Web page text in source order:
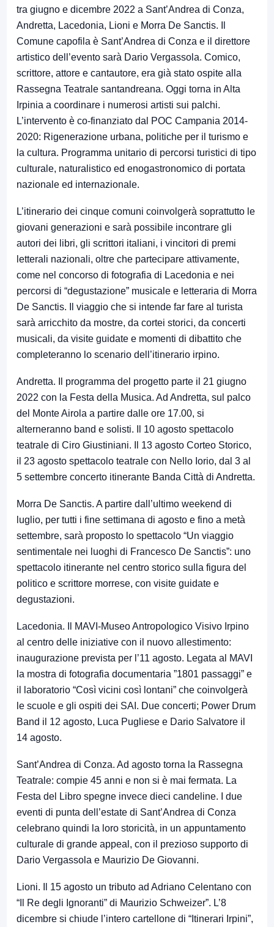
tra giugno e dicembre 2022 a Sant’Andrea di Conza,
Andretta, Lacedonia, Lioni e Morra De Sanctis. Il
Comune capofila è Sant’Andrea di Conza e il direttore
artistico dell’evento sarà Dario Vergassola. Comico,
scrittore, attore e cantautore, era già stato ospite alla
Rassegna Teatrale santandreana. Oggi torna in Alta
Irpinia a coordinare i numerosi artisti sui palchi.
L’intervento è co-finanziato dal POC Campania 2014-
2020: Rigenerazione urbana, politiche per il turismo e
la cultura. Programma unitario di percorsi turistici di tipo
culturale, naturalistico ed enogastronomico di portata
nazionale ed internazionale.
L’itinerario dei cinque comuni coinvolgerà soprattutto le
giovani generazioni e sarà possibile incontrare gli
autori dei libri, gli scrittori italiani, i vincitori di premi
letterali nazionali, oltre che partecipare attivamente,
come nel concorso di fotografia di Lacedonia e nei
percorsi di “degustazione” musicale e letteraria di Morra
De Sanctis. Il viaggio che si intende far fare al turista
sarà arricchito da mostre, da cortei storici, da concerti
musicali, da visite guidate e momenti di dibattito che
completeranno lo scenario dell’itinerario irpino.
Andretta. Il programma del progetto parte il 21 giugno
2022 con la Festa della Musica. Ad Andretta, sul palco
del Monte Airola a partire dalle ore 17.00, si
alterneranno band e solisti. Il 10 agosto spettacolo
teatrale di Ciro Giustiniani. Il 13 agosto Corteo Storico,
il 23 agosto spettacolo teatrale con Nello Iorio, dal 3 al
5 settembre concerto itinerante Banda Città di Andretta.
Morra De Sanctis. A partire dall’ultimo weekend di
luglio, per tutti i fine settimana di agosto e fino a metà
settembre, sarà proposto lo spettacolo “Un viaggio
sentimentale nei luoghi di Francesco De Sanctis”: uno
spettacolo itinerante nel centro storico sulla figura del
politico e scrittore morrese, con visite guidate e
degustazioni.
Lacedonia. Il MAVI-Museo Antropologico Visivo Irpino
al centro delle iniziative con il nuovo allestimento:
inaugurazione prevista per l’11 agosto. Legata al MAVI
la mostra di fotografia documentaria ”1801 passaggi” e
il laboratorio “Così vicini così lontani” che coinvolgerà
le scuole e gli ospiti dei SAI. Due concerti; Power Drum
Band il 12 agosto, Luca Pugliese e Dario Salvatore il
14 agosto.
Sant’Andrea di Conza. Ad agosto torna la Rassegna
Teatrale: compie 45 anni e non si è mai fermata. La
Festa del Libro spegne invece dieci candeline. I due
eventi di punta dell’estate di Sant’Andrea di Conza
celebrano quindi la loro storicità, in un appuntamento
culturale di grande appeal, con il prezioso supporto di
Dario Vergassola e Maurizio De Giovanni.
Lioni. Il 15 agosto un tributo ad Adriano Celentano con
“Il Re degli Ignoranti” di Maurizio Schweizer”. L’8
dicembre si chiude l’intero cartellone di “Itinerari Irpini”,